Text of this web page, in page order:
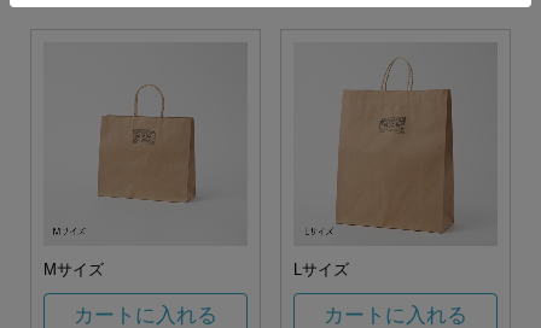
Mサイズ
カートに入れる
Lサイズ
カートに入れる